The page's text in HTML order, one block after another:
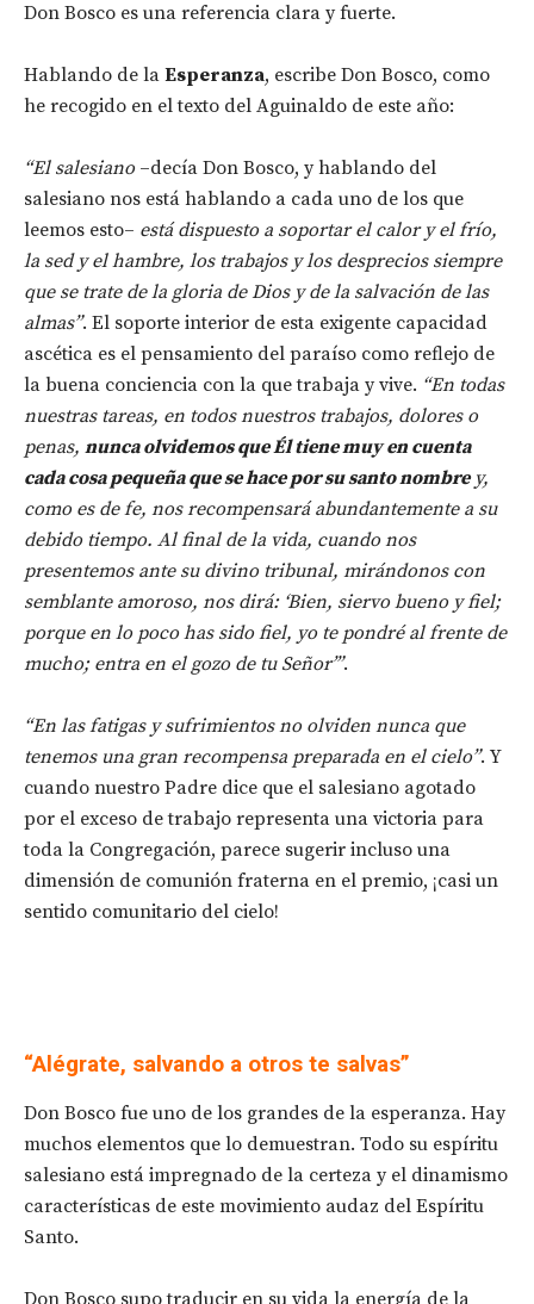
Don Bosco es una referencia clara y fuerte.
Hablando de la Esperanza, escribe Don Bosco, como
he recogido en el texto del Aguinaldo de este año:
“El salesiano –decía Don Bosco, y hablando del
salesiano nos está hablando a cada uno de los que
leemos esto– está dispuesto a soportar el calor y el frío,
la sed y el hambre, los trabajos y los desprecios siempre
que se trate de la gloria de Dios y de la salvación de las
almas”. El soporte interior de esta exigente capacidad
ascética es el pensamiento del paraíso como reflejo de
la buena conciencia con la que trabaja y vive. “En todas
nuestras tareas, en todos nuestros trabajos, dolores o
penas, nunca olvidemos que Él tiene muy en cuenta
cada cosa pequeña que se hace por su santo nombrey,
como es de fe, nos recompensará abundantemente a su
debido tiempo. Al final de la vida, cuando nos
presentemos ante su divino tribunal, mirándonos con
semblante amoroso, nos dirá: ‘Bien, siervo bueno y fiel;
porque en lo poco has sido fiel, yo te pondré al frente de
mucho; entra en el gozo de tu Señor’”.
“En las fatigas y sufrimientos no olviden nunca que
tenemos una gran recompensa preparada en el cielo”. Y
cuando nuestro Padre dice que el salesiano agotado
por el exceso de trabajo representa una victoria para
toda la Congregación, parece sugerir incluso una
dimensión de comunión fraterna en el premio, ¡casi un
sentido comunitario del cielo!
“Alégrate, salvando a otros te salvas”
Don Bosco fue uno de los grandes de la esperanza. Hay
muchos elementos que lo demuestran. Todo su espíritu
salesiano está impregnado de la certeza y el dinamismo
características de este movimiento audaz del Espíritu
Santo.